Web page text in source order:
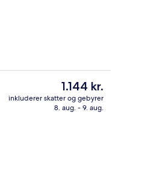
aftensmad og brunch
Facilitet på overnatningsstedet
Den
nuværende
pris
1.144 kr.
inkluderer skatter og gebyrer
8. aug. - 9. aug.